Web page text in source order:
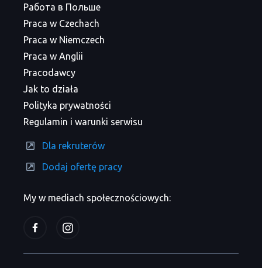
My w mediach społecznościowych:
Работа в Польше
Praca w Czechach
Praca w Niemczech
Praca w Anglii
Pracodawcy
Jak to działa
Polityka prywatności
Regulamin i warunki serwisu
Dla rekruterów
Dodaj ofertę pracy